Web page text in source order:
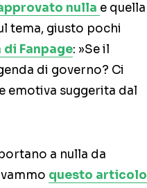
nulla e quella
tema, giusto pochi
Fanpage: »Se il
di governo? Ci
emotiva suggerita dal
a nulla da
questo articolo